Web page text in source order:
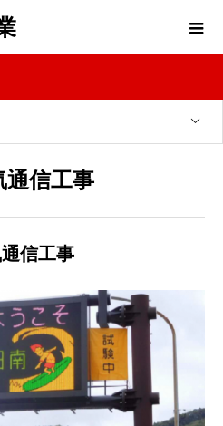
通信工事
信工事